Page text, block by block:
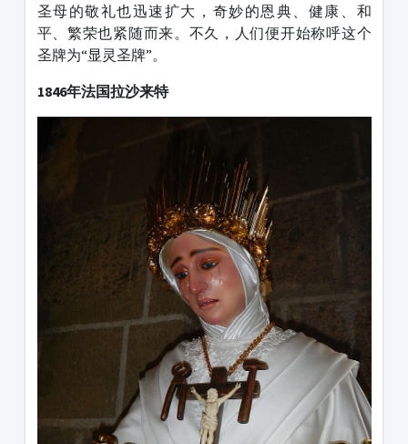
圣母的敬礼也迅速扩大，奇妙的恩典、健康、和
平、繁荣也紧随而来。不久，人们便开始称呼这个
圣牌为“显灵圣牌”。
1846年法国拉沙来特